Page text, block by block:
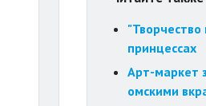
принцессах
Арт-маркет
омскими